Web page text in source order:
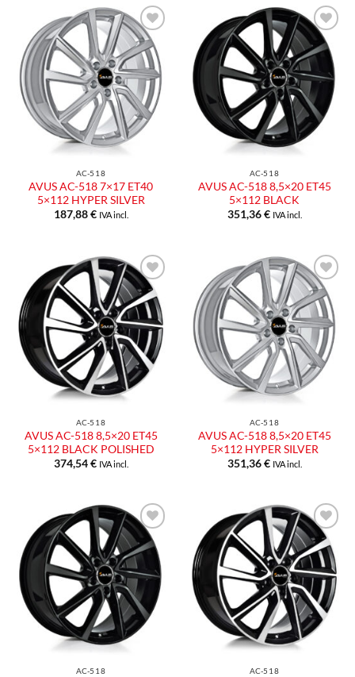
Aggiungi
alla lista
dei
desideri
AC-518
AVUS AC-518 7×17 ET40
5×112 HYPER SILVER
187,88€ IVA incl.
Aggiungi
alla lista
dei
desideri
AC-518
AVUS AC-518 8,5×20 ET45
5×112 BLACK
351,36€ IVA incl.
Aggiungi
alla lista
dei
desideri
AC-518
AVUS AC-518 8,5×20 ET45
5×112 BLACK POLISHED
374,54€ IVA incl.
Aggiungi
alla lista
dei
desideri
AC-518
AVUS AC-518 8,5×20 ET45
5×112 HYPER SILVER
351,36€ IVA incl.
Aggiungi
alla lista
dei
desideri
AC-518
Aggiungi
alla lista
dei
desideri
AC-518